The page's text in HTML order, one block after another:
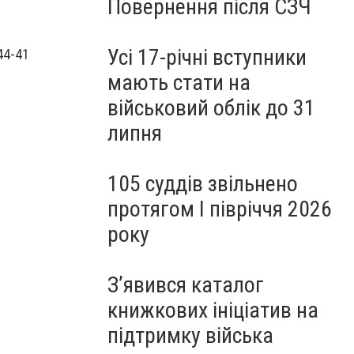
41
Повернення після СЗЧ
Усі 17-річні вступники
мають стати на
військовий облік до 31
липня
105 суддів звільнено
протягом I півріччя 2026
року
З’явився каталог
книжкових ініціатив на
підтримку війська